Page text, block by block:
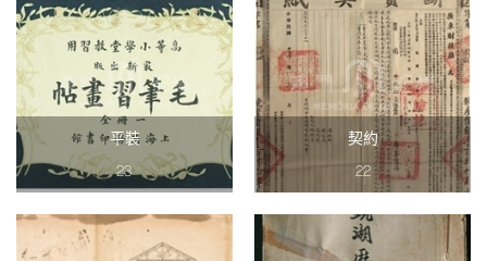
平裝
23
契約
22